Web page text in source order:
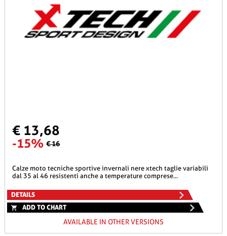
€ 13,68
-15% € 16
calze moto tecniche sportive invernali nere xtech taglie variabili
dal 35 al 46 resistenti anche a temperature comprese...
DETAILS
ADD TO CHART
AVAILABLE IN OTHER VERSIONS